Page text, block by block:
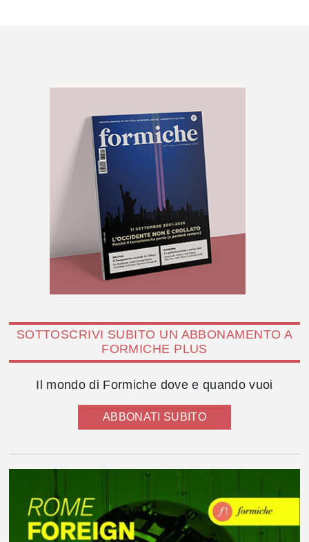
SOTTOSCRIVI SUBITO UN ABBONAMENTO A
FORMICHE PLUS
Il mondo di Formiche dove e quando vuoi
ABBONATI SUBITO